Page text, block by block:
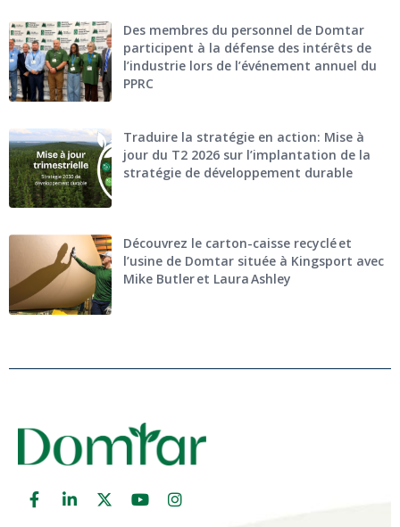
Des membres du personnel de Domtar
participent à la défense des intérêts de
l’industrie lors de l’événement annuel du
PPRC
Traduire la stratégie en action: Mise à
jour du T2 2026 sur l’implantation de la
stratégie de développement durable
Découvrez le carton-caisse recyclé et
l’usine de Domtar située à Kingsport avec
Mike Butler et Laura Ashley